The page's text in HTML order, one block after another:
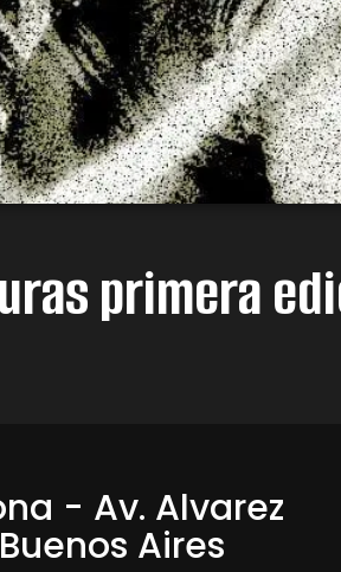
primera
- Av. Alvarez
Aires